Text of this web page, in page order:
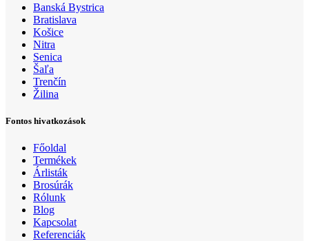
Banská Bystrica
Bratislava
Košice
Nitra
Senica
Šaľa
Trenčín
Žilina
Fontos hivatkozások
Főoldal
Termékek
Árlisták
Brosúrák
Rólunk
Blog
Kapcsolat
Referenciák